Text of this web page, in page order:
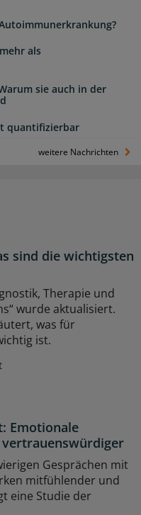
als
sie auch in der
quantifizierbar
weitere Nachrichten
sind die wichtigsten
Therapie und
wurde aktualisiert.
was für
ist.
Emotionale
Gesprächen mit
mitfühlender und
eine Studie der